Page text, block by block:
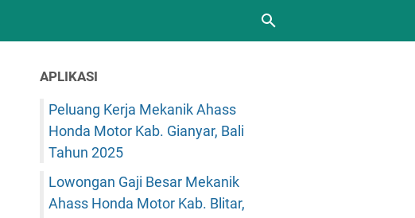
APLIKASI
Peluang Kerja Mekanik Ahass
Honda Motor Kab. Gianyar, Bali
Tahun 2025
Lowongan Gaji Besar Mekanik
Ahass Honda Motor Kab. Blitar,